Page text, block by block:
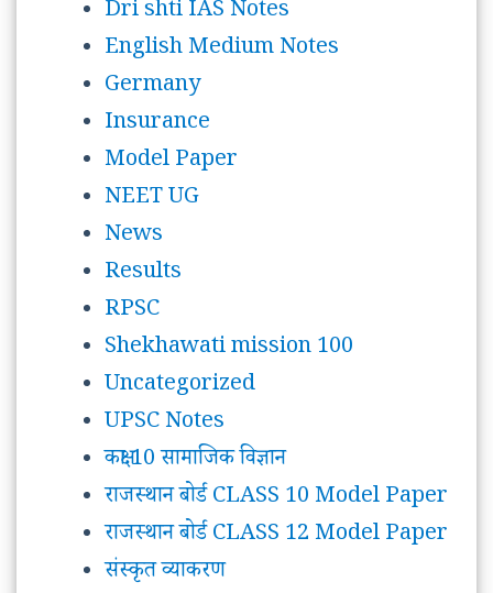
Dri shti IAS Notes
English Medium Notes
Germany
Insurance
Model Paper
NEET UG
News
Results
RPSC
Shekhawati mission 100
Uncategorized
UPSC Notes
कक्षा 10 सामाजिक विज्ञान
राजस्थान बोर्ड CLASS 10 Model Paper
राजस्थान बोर्ड CLASS 12 Model Paper
संस्कृत व्याकरण